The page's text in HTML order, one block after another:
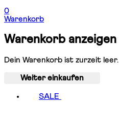
0
Warenkorb
Warenkorb anzeigen
Dein Warenkorb ist zurzeit leer.
Weiter einkaufen
SALE